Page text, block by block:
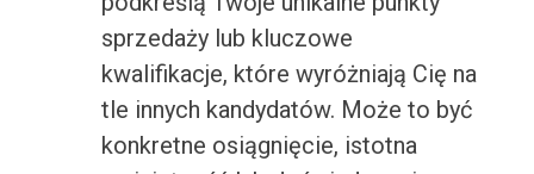
sprzedaży lub kluczowe
kwalifikacje, które wyróżniają Cię na
tle innych kandydatów. Może to być
konkretne osiągnięcie, istotna